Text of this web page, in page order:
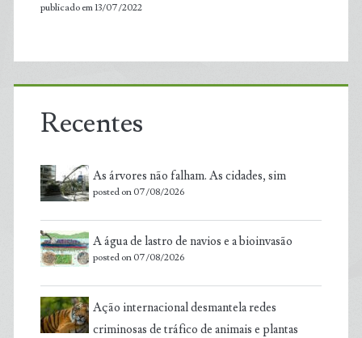
publicado em 13/07/2022
Recentes
As árvores não falham. As cidades, sim
posted on 07/08/2026
A água de lastro de navios e a bioinvasão
posted on 07/08/2026
Ação internacional desmantela redes
criminosas de tráfico de animais e plantas